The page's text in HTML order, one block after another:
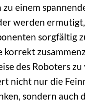
einem
werden
sorgfältig
korrekt
des Roboters zu
nicht nur die
sondern auch